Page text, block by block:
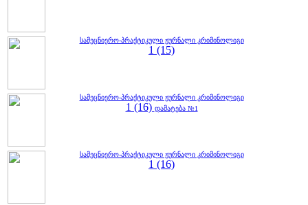
სამეცნიერო-პრაქტიკული ჟურნალი კრიმინოლიგი
1 (15)
სამეცნიერო-პრაქტიკული ჟურნალი კრიმინოლიგი
1 (16) დამატება №1
სამეცნიერო-პრაქტიკული ჟურნალი კრიმინოლიგი
1 (16)